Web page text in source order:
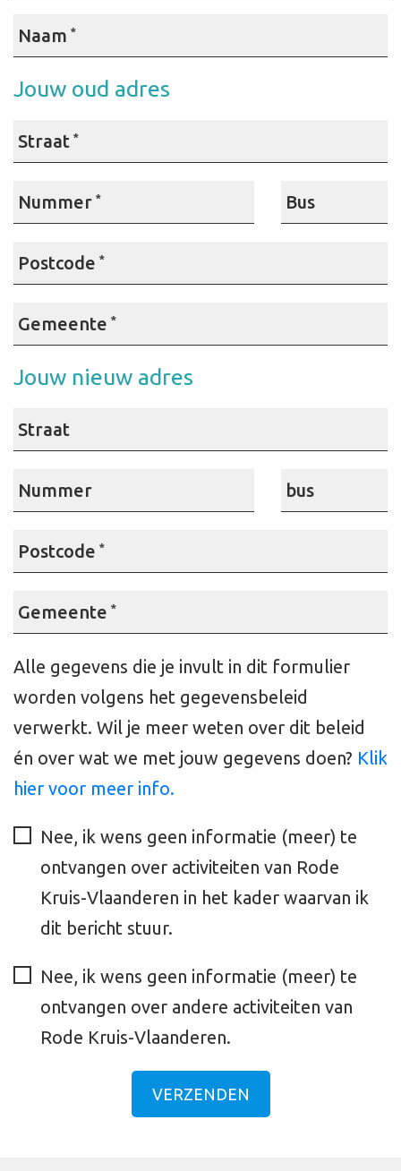
Naam *
Jouw oud adres
Straat *
Nummer * Bus
Postcode *
Gemeente *
Jouw nieuw adres
Straat
Nummer bus
Postcode *
Gemeente *
Alle gegevens die je invult in dit formulier
worden volgens het gegevensbeleid
verwerkt. Wil je meer weten over dit beleid
én over wat we met jouw gegevens doen? Klik
hier voor meer info.
Nee, ik wens geen informatie (meer) te
ontvangen over activiteiten van Rode
Kruis-Vlaanderen in het kader waarvan ik
dit bericht stuur.
Nee, ik wens geen informatie (meer) te
ontvangen over andere activiteiten van
Rode Kruis-Vlaanderen.
VERZENDEN